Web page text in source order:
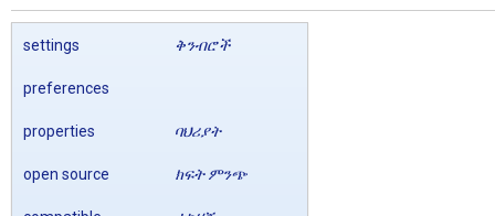
settings ቅንብሮች
preferences
properties ባህሪያት
open source ክፍት ምንጭ